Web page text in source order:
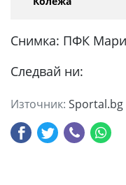
Снимка: ПФК
Следвай ни:
Източник: Sportal.bg